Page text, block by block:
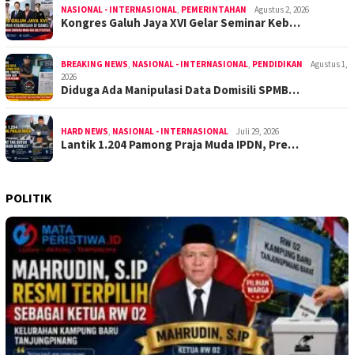
NASIONAL - INTERNASIONAL, PEMERINTAHAN Agustus 2, 2026
Kongres Galuh Jaya XVI Gelar Seminar Keb…
BREAKING NEWS, NASIONAL - INTERNASIONAL, PENDIDIKAN
Agustus 1,
2026
Diduga Ada Manipulasi Data Domisili SPMB…
HARD NEWS, NASIONAL - INTERNASIONAL Juli 29, 2026
Lantik 1.204 Pamong Praja Muda IPDN, Pre…
POLITIK